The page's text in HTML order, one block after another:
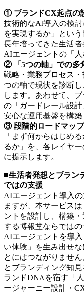
① ブランドCX起点の
技術的なAI導入の検
を実現するか」とい
長年培ってきた生活者
AIエージェントの「人
② 「5つの軸」での多
戦略・業務プロセス
つの軸で現状を診断
します。あわせて、
の「ガードレール設
安心な運用基盤を構築
③ 段階的ロードマップ
「まず何からはじめ
るか」を、各レイヤ
に提示します。
■生活者発想とブラン
ではの支援
AIエージェント導入
ますが、本サービス
ントを設計し、構築
する博報堂ならではの
AIエージェントを導
い体験」を生み出せ
とにはつながりませ
とブランディング知
ランドDNAを宿す「
ージャーニー設計・